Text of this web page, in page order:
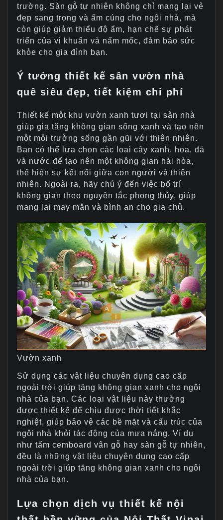
trường. Sàn gỗ tự nhiên không chỉ mang lại vẻ
đẹp sang trọng và ấm cúng cho ngôi nhà, mà
còn giúp giảm thiểu độ ẩm, hạn chế sự phát
triển của vi khuẩn và nấm mốc, đảm bảo sức
khỏe cho gia đình bạn.
Ý tưởng thiết kế sân vườn nhà
quê siêu đẹp, tiết kiệm chi phí
Thiết kế một khu vườn xanh tươi tại sân nhà
giúp gia tăng không gian sống xanh và tạo nên
một môi trường sống gần gũi với thiên nhiên.
Bạn có thể lựa chọn các loại cây xanh, hoa, đá
và nước để tạo nên một không gian hài hòa,
thể hiện sự kết nối giữa con người và thiên
nhiên. Ngoài ra, hãy chú ý đến việc bố trí
không gian theo nguyên tắc phong thủy, giúp
mang lại may mắn và bình an cho gia chủ.
Vườn xanh
Sử dụng các vật liệu chuyên dụng cao cấp
ngoài trời giúp tăng không gian xanh cho ngôi
nhà của bạn. Các loại vật liệu này thường
được thiết kế để chịu được thời tiết khắc
nghiệt, giúp bảo vệ các bề mặt và cấu trúc của
ngôi nhà khỏi tác động của mưa nắng. Ví dụ
như tấm cemboard vân gỗ hay sàn gỗ tự nhiên,
đều là những vật liệu chuyên dụng cao cấp
ngoài trời giúp tăng không gian xanh cho ngôi
nhà của bạn.
Lựa chọn dịch vụ thiết kế nội